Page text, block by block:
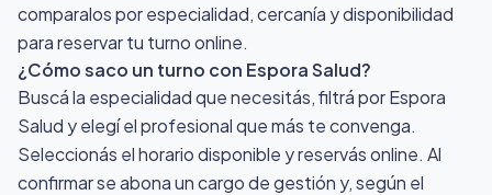
comparalos por especialidad, cercanía y disponibilidad
para reservar tu turno online.
¿Cómo saco un turno con Espora Salud?
Buscá la especialidad que necesitás, filtrá por Espora
Salud y elegí el profesional que más te convenga.
Seleccionás el horario disponible y reservás online. Al
confirmar se abona un cargo de gestión y, según el